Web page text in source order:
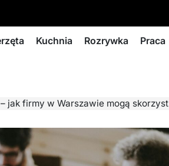
Kuchnia Rozrywka Praca
mogą skorzystać z doradztwa korporacyjnego?